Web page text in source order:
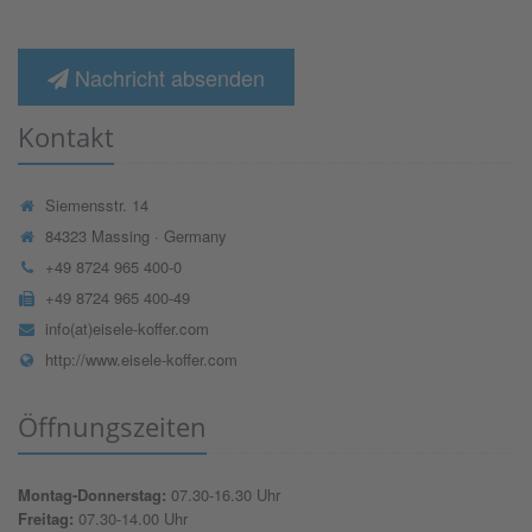
Nachricht absenden
Kontakt
Siemensstr. 14
84323 Massing · Germany
+49 8724 965 400-0
+49 8724 965 400-49
info(at)eisele-koffer.com
http://www.eisele-koffer.com
Öffnungszeiten
Montag-Donnerstag: 07.30-16.30 Uhr
Freitag: 07.30-14.00 Uhr